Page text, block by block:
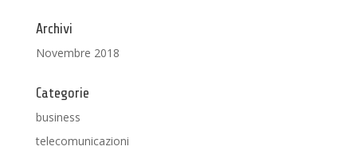
Archivi
Novembre 2018
Categorie
business
telecomunicazioni